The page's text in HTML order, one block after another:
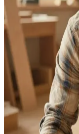
제임스 휘
Whitmore)
당신의 다정한 소꿉